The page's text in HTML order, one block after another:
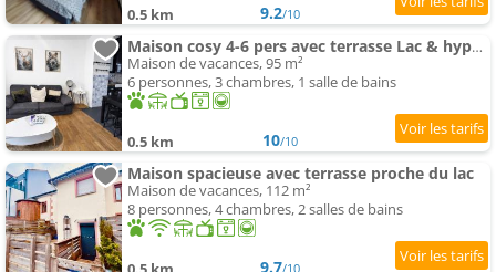
0.5 km 9.2/10
Maison cosy 4-6 pers avec terrasse Lac & hyper centre à pied 300 m Linge inclus
Maison de vacances, 95 m²
6 personnes, 3 chambres, 1 salle de bains
0.5 km 10/10
Maison spacieuse avec terrasse proche du lac
Maison de vacances, 112 m²
8 personnes, 4 chambres, 2 salles de bains
9.7/10